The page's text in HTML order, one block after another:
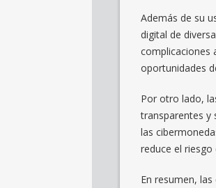
Además de su
digital de
complicaciones
oportunidades
Por otro lado,
transparentes y
las
reduce el riesgo
En resumen,